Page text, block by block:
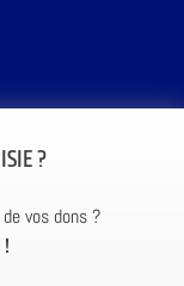
?
vos dons ?